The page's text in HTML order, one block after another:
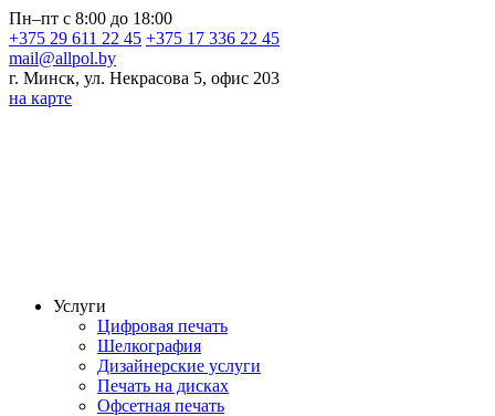
Пн–пт с 8:00 до 18:00
+375 29 611 22 45 +375 17 336 22 45
mail@allpol.by
г. Минск, ул. Некрасова 5, офис 203
на карте
Услуги
Цифровая печать
Шелкография
Дизайнерские услуги
Печать на дисках
Офсетная печать